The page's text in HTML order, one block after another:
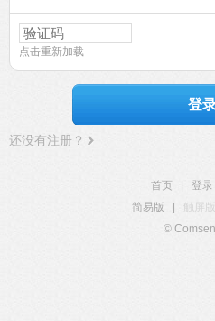
点击重新加载
登
还没有注册？
首页 登录
简易版
触屏版
©